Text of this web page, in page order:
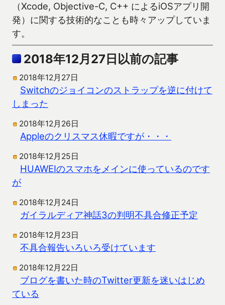
（Xcode, Objective-C, C++ によるiOSアプリ開
発）に関する技術的なことも時々アップしていま
す。
2018年12月27日以前の記事
2018年12月27日
Switchのジョイコンのストラップを逆に付けて
しまった
2018年12月26日
Appleのクリスマス休暇ですが・・・
2018年12月25日
HUAWEIのスマホをメインに使っているのです
が
2018年12月24日
ガイラルディア神話3の判明不具合修正予定
2018年12月23日
不具合報告いろいろ受けています
2018年12月22日
ブログを書いた時のTwitter更新を迷いはじめ
ている